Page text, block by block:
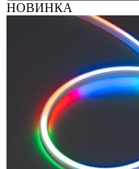
НОВИНКА